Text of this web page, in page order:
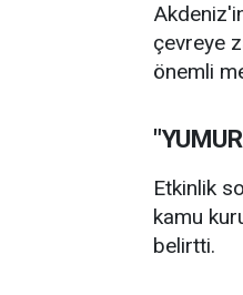
çevreye
önemli
Etkinlik
kamu
belirtti.